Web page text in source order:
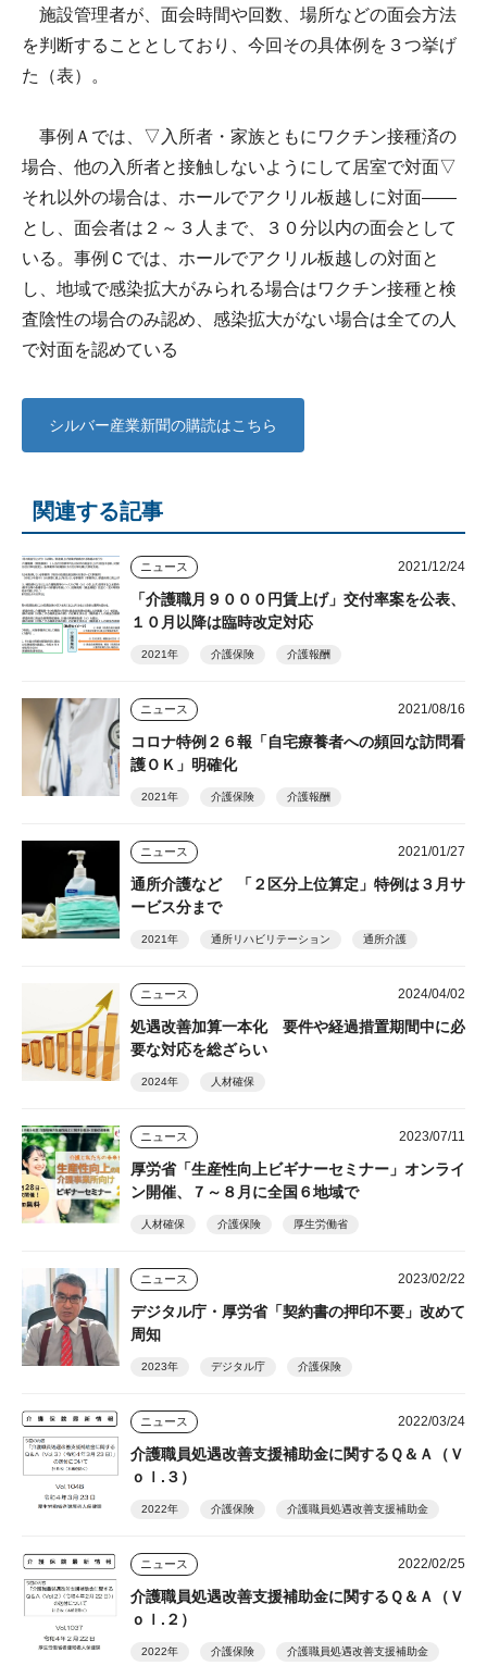
施設管理者が、面会時間や回数、場所などの面会方法
を判断することとしており、今回その具体例を３つ挙げ
た（表）。
事例Ａでは、▽入所者・家族ともにワクチン接種済の
場合、他の入所者と接触しないようにして居室で対面▽
それ以外の場合は、ホールでアクリル板越しに対面――
とし、面会者は２～３人まで、３０分以内の面会として
いる。事例Ｃでは、ホールでアクリル板越しの対面と
し、地域で感染拡大がみられる場合はワクチン接種と検
査陰性の場合のみ認め、感染拡大がない場合は全ての人
で対面を認めている
シルバー産業新聞の購読はこちら
関連する記事
ニュース 2021/12/24
「介護職月９０００円賃上げ」交付率案を公表、
１０月以降は臨時改定対応
2021年 介護保険 介護報酬
ニュース 2021/08/16
コロナ特例２６報「自宅療養者への頻回な訪問看
護ＯＫ」明確化
2021年 介護保険 介護報酬
ニュース 2021/01/27
通所介護など 「２区分上位算定」特例は３月サ
ービス分まで
2021年 通所リハビリテーション 通所介護
ニュース 2024/04/02
処遇改善加算一本化 要件や経過措置期間中に必
要な対応を総ざらい
2024年 人材確保
ニュース 2023/07/11
厚労省「生産性向上ビギナーセミナー」オンライ
ン開催、７～８月に全国６地域で
人材確保 介護保険 厚生労働省
ニュース 2023/02/22
デジタル庁・厚労省「契約書の押印不要」改めて
周知
2023年 デジタル庁 介護保険
ニュース 2022/03/24
介護職員処遇改善支援補助金に関するＱ＆Ａ（Ｖ
ｏｌ.３）
2022年 介護保険 介護職員処遇改善支援補助金
ニュース 2022/02/25
介護職員処遇改善支援補助金に関するＱ＆Ａ（Ｖ
ｏｌ.２）
2022年 介護保険 介護職員処遇改善支援補助金